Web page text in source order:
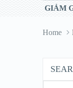
GIẢM
Home